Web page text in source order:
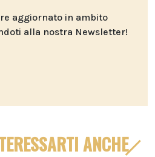
aggiornato in ambito
alla nostra Newsletter!
ANCHE